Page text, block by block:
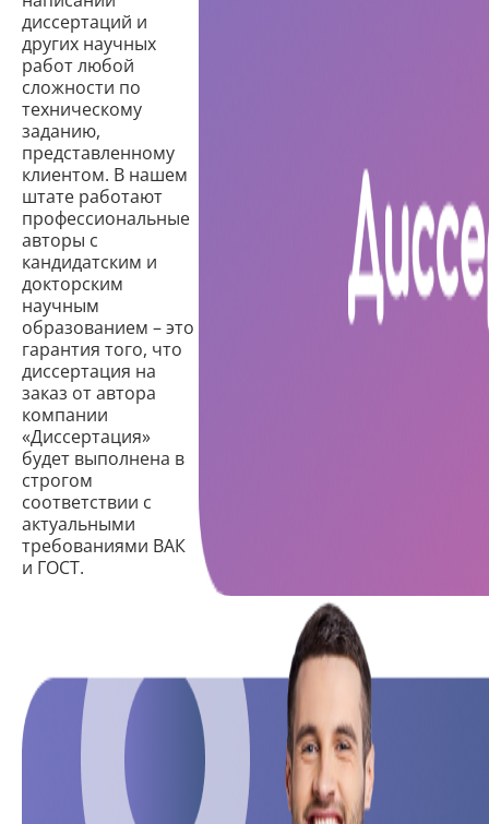
диссертаций и
других научных
работ любой
сложности по
техническому
заданию,
представленному
клиентом. В нашем
штате работают
профессиональные
авторы с
кандидатским и
докторским
научным
образованием – это
гарантия того, что
диссертация на
заказ от автора
компании
«Диссертация»
будет выполнена в
строгом
соответствии с
актуальными
требованиями ВАК
и ГОСТ.